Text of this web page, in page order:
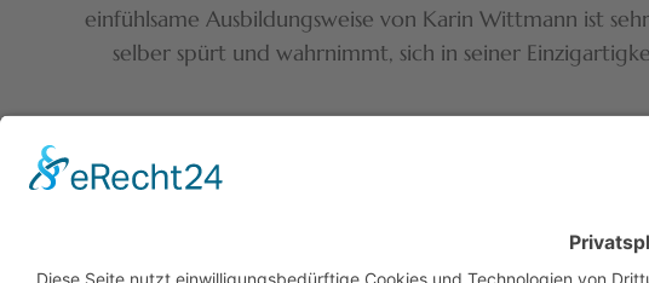
einfühlsame Ausbildungsweise von Karin Wittmann ist
selber spürt und wahrnimmt, sich in seiner